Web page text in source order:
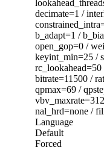
decimate=1 /
b_adapt=1 /
open_gop=0 /
keyint_min=25 /
rc_lookahead=50
bitrate=11500 /
qpmax=69 /
nal_hrd=none /